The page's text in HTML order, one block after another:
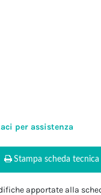
per assistenza
Stampa scheda tecnica
apportate alla